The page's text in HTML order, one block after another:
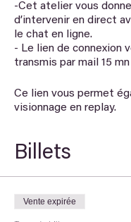
-Cet atelier vous
d’intervenir en direct
le chat en ligne.
- Le lien de connexion
transmis par mail 15
Ce lien vous permet
visionnage en replay.
Billets
Vente expirée